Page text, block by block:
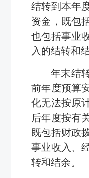
结转到本年
资金，既包
也包括事业
入的结转和
年末结
前年度预算
化无法按原
后年度按有
既包括财政
事业收入、
转和结余。